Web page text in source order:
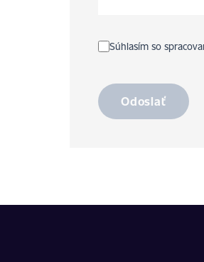
Súhlasím so
Odoslať